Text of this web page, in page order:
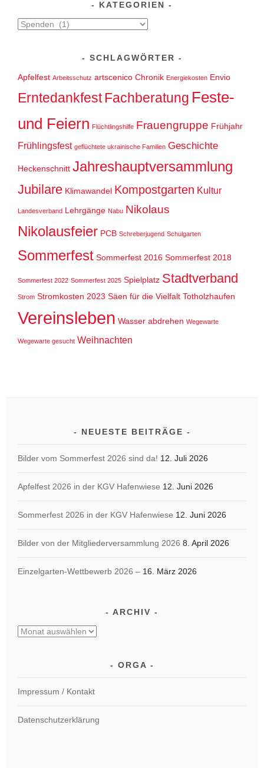
KATEGORIEN
Kategorien
SCHLAGWÖRTER
Apfelfest Arbeitsschutz artscenico Chronik Energiekosten Envio
ErntedankfestFachberatung Feste-
und Feiern Flüchtlingshilfe Frauengruppe Frühjahr
Frühlingsfest geflüchtete ukrainische Familien Geschichte
Heckenschnitt Jahreshauptversammlung
Jubilare Klimawandel Kompostgarten Kultur
Landesverband Lehrgänge Nabu Nikolaus
Nikolausfeier PCB Schreberjugend Schulgarten
Sommerfest Sommerfest 2016 Sommerfest 2018
Sommerfest 2022 Sommerfest 2025 Spielplatz Stadtverband
Strom Stromkosten 2023 Säen für die Vielfalt Totholzhaufen
Vereinsleben Wasser abdrehen Wegewarte
Wegewarte gesucht Weihnachten
NEUESTE BEITRÄGE
Bilder vom Sommerfest 2026 sind da! 12. Juli 2026
Apfelfest 2026 in der KGV Hafenwiese 12. Juni 2026
Sommerfest 2026 in der KGV Hafenwiese 12. Juni 2026
Bilder von der Mitgliederversammlung 2026 8. April 2026
Einzelgarten-Wettbewerb 2026 – 16. März 2026
ARCHIV
Archiv
ORGA
Impressum / Kontakt
Datenschutzerklärung